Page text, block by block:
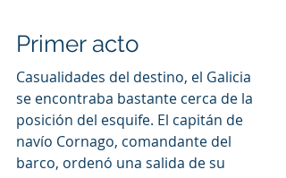
Primer acto
Casualidades del destino, el Galicia
se encontraba bastante cerca de la
posición del esquife. El capitán de
navío Cornago, comandante del
barco, ordenó una salida de su